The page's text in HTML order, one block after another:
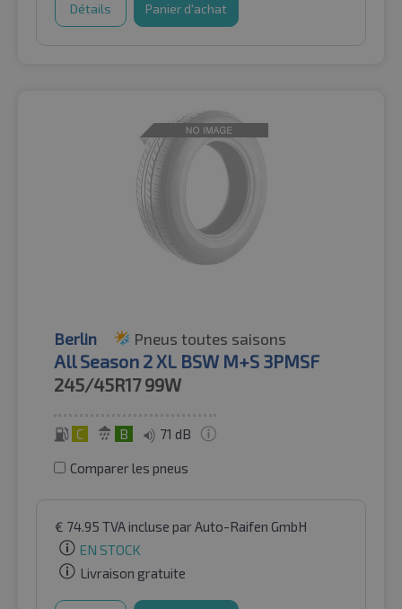
Détails Panier d'achat
Berlin Pneus toutes saisons
All Season 2 XL BSW M+S 3PMSF
245/45R17 99W
C B 71 dB
Comparer les pneus
€ 74.95 TVA incluse par Auto-Raifen GmbH
EN STOCK
Livraison gratuite